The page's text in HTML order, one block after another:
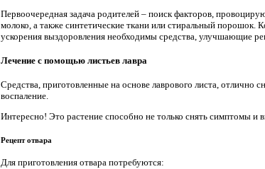
Первоочередная задача родителей – поиск факторов,
молоко, а также синтетические ткани или стиральный порошок.
ускорения выздоровления необходимы средства, улучшающие
Лечение с помощью листьев лавра
Средства, приготовленные на основе лаврового листа,
воспаление.
Интересно! Это растение способно не только снять симптомы и
Рецепт отвара
Для приготовления отвара потребуются: